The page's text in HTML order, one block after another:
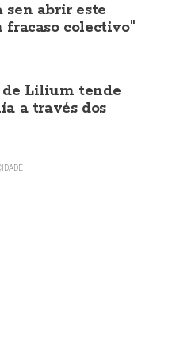
sen abrir este
fracaso colectivo"
de Lilium tende
a través dos